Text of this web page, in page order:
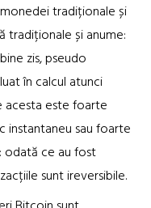
tradiționale și
și anume:
zis, pseudo
în calcul atunci
acesta este foarte
instantaneu sau foarte
odată ce au fost
sunt ireversibile.